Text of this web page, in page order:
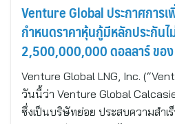
Venture Global ประกาศการเ
กำหนดราคาหุ้นกู้มีหลักประกัน
2,500,000,000 ดอลลาร์ ขอ
Calcasieu Pass, LLC
Venture Global LNG, Inc.
วันนี้ว่า Venture Global
ซึ่งเป็นบริษัทย่อย ประสบความสำเ